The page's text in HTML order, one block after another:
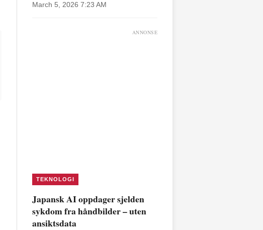
March 5, 2026 7:23 AM
ANNONSE
TEKNOLOGI
Japansk AI oppdager sjelden
sykdom fra håndbilder – uten
ansiktsdata